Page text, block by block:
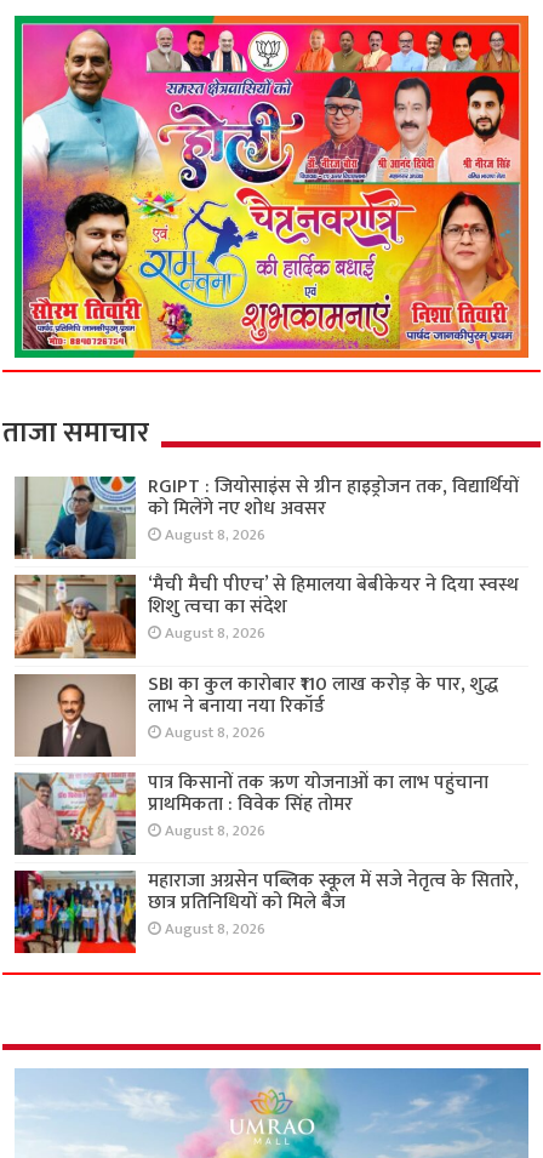
ताजा समाचार
RGIPT : जियोसाइंस से ग्रीन हाइड्रोजन तक, विद्यार्थियों
को मिलेंगे नए शोध अवसर
August 8, 2026
‘मैची मैची पीएच’ से हिमालया बेबीकेयर ने दिया स्वस्थ
शिशु त्वचा का संदेश
August 8, 2026
SBI का कुल कारोबार ₹110 लाख करोड़ के पार, शुद्ध
लाभ ने बनाया नया रिकॉर्ड
August 8, 2026
पात्र किसानों तक ऋण योजनाओं का लाभ पहुंचाना
प्राथमिकता : विवेक सिंह तोमर
August 8, 2026
महाराजा अग्रसेन पब्लिक स्कूल में सजे नेतृत्व के सितारे,
छात्र प्रतिनिधियों को मिले बैज
August 8, 2026